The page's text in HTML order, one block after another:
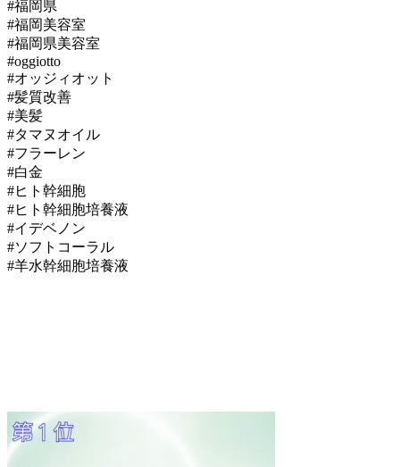
#福岡県
#福岡美容室
#福岡県美容室
#oggiotto
#オッジィオット
#髪質改善
#美髪
#タマヌオイル
#フラーレン
#白金
#ヒト幹細胞
#ヒト幹細胞培養液
#イデベノン
#ソフトコーラル
#羊水幹細胞培養液